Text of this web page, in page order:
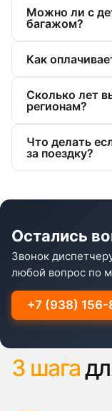
Можно ли с
багажом?
Как
Сколько лет
регионам?
Что делать
за поездку?
Остались
Звонок
любой вопрос по
+7 (938)
3 шага